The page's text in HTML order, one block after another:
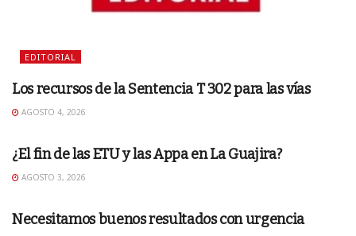
EDITORIAL
Los recursos de la Sentencia T 302 para las vías
AGOSTO 4, 2026
¿El fin de las ETU y las Appa en La Guajira?
AGOSTO 3, 2026
Necesitamos buenos resultados con urgencia